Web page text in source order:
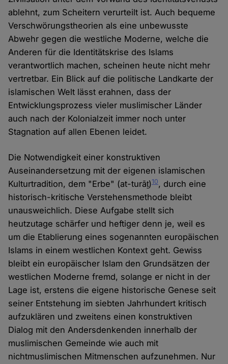
ablehnt, zum Scheitern verurteilt ist. Auch bequeme
Verschwörungstheorien als eine unbewusste
Abwehr gegen die westliche Moderne, welche die
Anderen für die Identitätskrise des Islams
verantwortlich machen, scheinen heute nicht mehr
vertretbar. Ein Blick auf die politische Landkarte der
islamischen Welt lässt erahnen, dass der
Entwicklungsprozess vieler muslimischer Länder
auch nach der Kolonialzeit immer noch unter
Stagnation auf allen Ebenen leidet.
Die Notwendigkeit einer konstruktiven
Auseinandersetzung mit der eigenen islamischen
Kulturtradition, dem "Erbe" (at-turāṯ)10, durch eine
historisch-kritische Verstehensmethode bleibt
unausweichlich. Diese Aufgabe stellt sich
heutzutage schärfer und heftiger denn je, weil es
um die Etablierung eines sogenannten europäischen
Islams in einem westlichen Kontext geht. Gewiss
bleibt ein europäischer Islam den Grundsätzen der
westlichen Moderne fremd, solange er nicht in der
Lage ist, erstens die eigene historische Genese seit
seiner Entstehung im siebten Jahrhundert kritisch
aufzuklären und zweitens einen konstruktiven
Dialog mit den Andersdenkenden innerhalb der
muslimischen Gemeinde wie auch mit
nichtmuslimischen Mitmenschen aufzunehmen. Nur